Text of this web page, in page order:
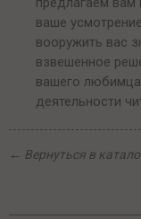
ваше
вооружить вас
взвешенное
вашего
деятельности
← Вернуться в